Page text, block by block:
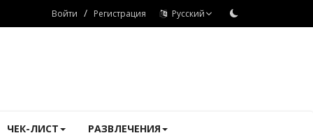
Войти / Регистрация Русский
ЧЕК-ЛИСТ РАЗВЛЕЧЕНИЯ